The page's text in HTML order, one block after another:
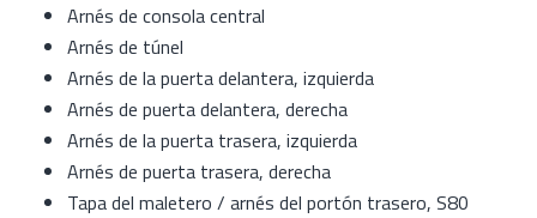
Arnés de consola central
Arnés de túnel
Arnés de la puerta delantera, izquierda
Arnés de puerta delantera, derecha
Arnés de la puerta trasera, izquierda
Arnés de puerta trasera, derecha
Tapa del maletero / arnés del portón trasero, S80